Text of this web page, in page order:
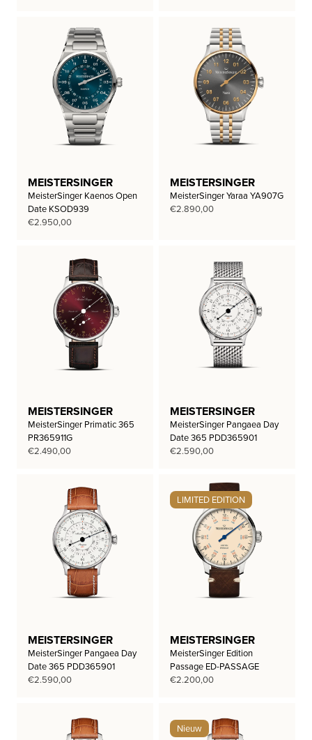
MEISTERSINGER
MeisterSinger Kaenos Open
Date KSOD939
€2.950,00
MEISTERSINGER
MeisterSinger Yaraa YA907G
€2.890,00
MEISTERSINGER
MeisterSinger Primatic 365
PR365911G
€2.490,00
MEISTERSINGER
MeisterSinger Pangaea Day
Date 365 PDD365901
€2.590,00
MEISTERSINGER
MeisterSinger Pangaea Day
Date 365 PDD365901
€2.590,00
LIMITED EDITION
MEISTERSINGER
MeisterSinger Edition
Passage ED-PASSAGE
€2.200,00
Nieuw